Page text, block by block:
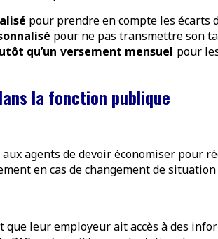
pour prendre en compte les écarts
pour ne pas transmettre son
qu’un versement mensuel pour
la fonction publique
aux agents de devoir économiser
en cas de changement de
que leur employeur ait accès à des